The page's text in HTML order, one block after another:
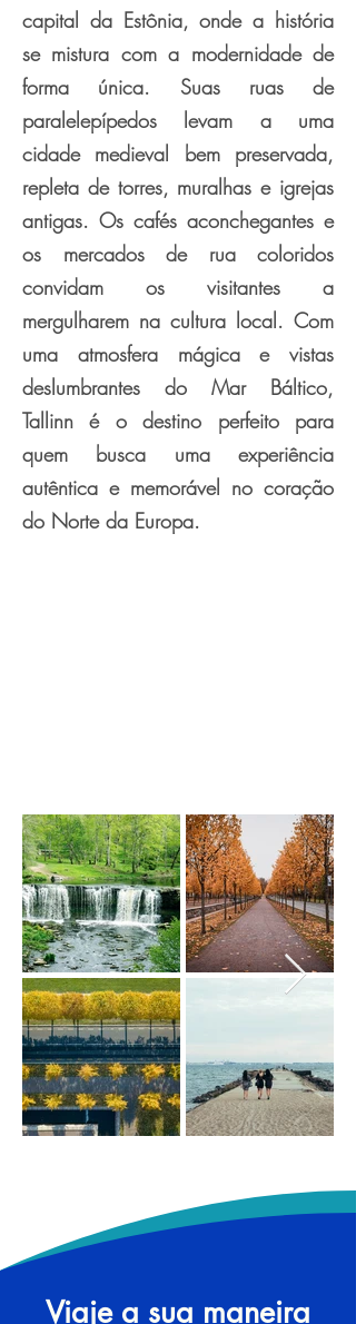
capital da Estônia, onde a história
se mistura com a modernidade de
forma única. Suas ruas de
paralelepípedos levam a uma
cidade medieval bem preservada,
repleta de torres, muralhas e igrejas
antigas. Os cafés aconchegantes e
os mercados de rua coloridos
convidam os visitantes a
mergulharem na cultura local. Com
uma atmosfera mágica e vistas
deslumbrantes do Mar Báltico,
Tallinn é o destino perfeito para
quem busca uma experiência
autêntica e memorável no coração
do Norte da Europa.
Viaje a sua maneira